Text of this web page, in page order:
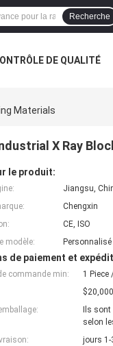
Recherche
DE QUALITÉ
Materials
X Ray
le produit:
Jiangsu,
Chengxin
CE, ISO
modèle:
Personnalisé
de paiement et
commande min:
1 Piece
Ils
selon
jours 1-